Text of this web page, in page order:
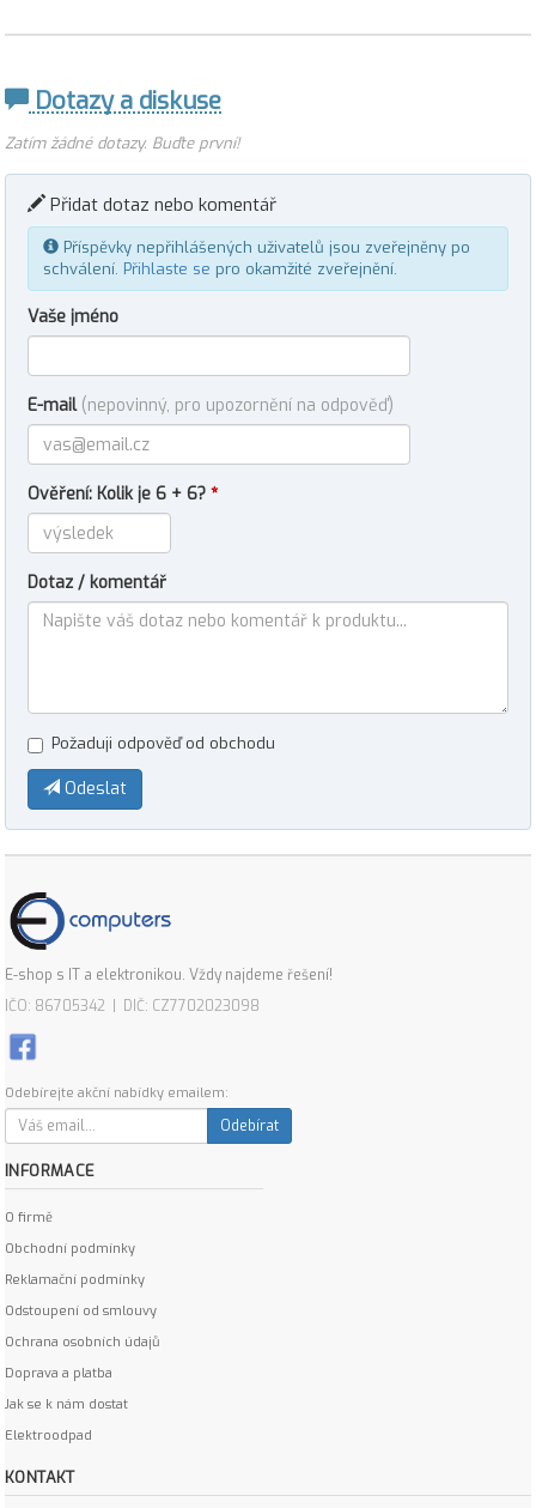
Dotazy a diskuse
Zatím žádné dotazy. Buďte první!
Přidat dotaz nebo komentář
Příspěvky nepřihlášených uživatelů jsou zveřejněny po
schválení. Přihlaste se pro okamžité zveřejnění.
Vaše jméno
E-mail (nepovinný, pro upozornění na odpověď)
Ověření: Kolik je 6 + 6? *
Dotaz / komentář
Požaduji odpověď od obchodu
Odeslat
E-shop s IT a elektronikou. Vždy najdeme řešení!
IČO: 86705342 | DIČ: CZ7702023098
Odebírejte akční nabídky emailem:
Odebírat
INFORMACE
O firmě
Obchodní podmínky
Reklamační podmínky
Odstoupení od smlouvy
Ochrana osobních údajů
Doprava a platba
Jak se k nám dostat
Elektroodpad
KONTAKT